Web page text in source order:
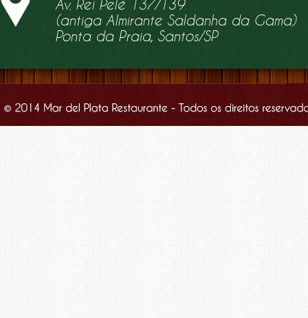
Av. Rei Pelé 137/139
(antiga Almirante Saldanha da Gama)
Ponta da Praia, Santos/SP